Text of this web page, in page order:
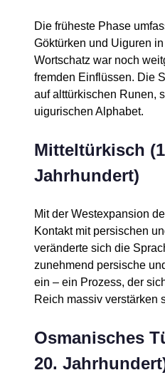
Die früheste Phase
Göktürken und Uiguren
Wortschatz war noch
fremden Einflüssen. Die
auf alttürkischen Runen,
uigurischen Alphabet.
Mitteltürkisch
Jahrhundert)
Mit der Westexpansion
Kontakt mit persischen
veränderte sich die
zunehmend persische
ein – ein Prozess, der
Reich massiv verstärken
Osmanisches
20.